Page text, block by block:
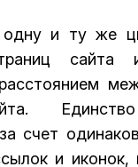
одну и ту же
сайта
счет
и